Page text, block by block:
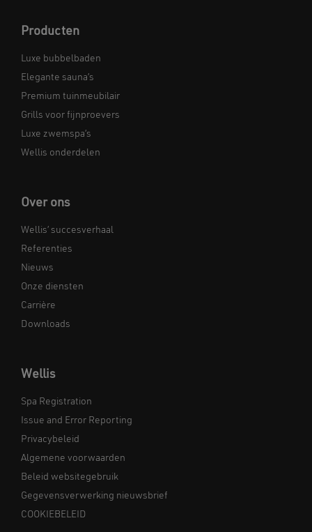
Producten
Luxe bubbelbaden
Elegante sauna’s
Premium tuinmeubilair
Grills voor fijnproevers
Luxe zwemspa’s
Wellis onderdelen
Over ons
Wellis’ succesverhaal
Referenties
Nieuws
Onze diensten
Carrière
Downloads
Wellis
Spa Registration
Issue and Error Reporting
Privacybeleid
Algemene voorwaarden
Beleid websitegebruik
Gegevensverwerking nieuwsbrief
COOKIEBELEID